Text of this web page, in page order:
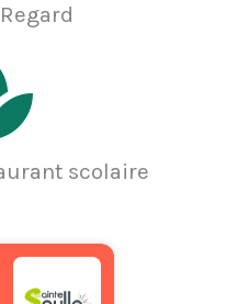
scolaire